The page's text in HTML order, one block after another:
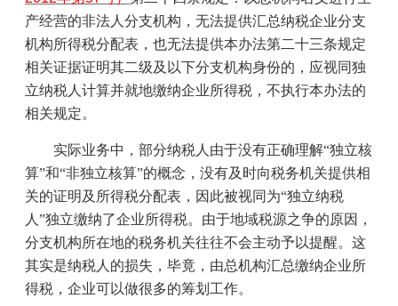
产经营的非法人分支机构，无法提供汇总纳税企业分支
机构所得税分配表，也无法提供本办法第二十三条规定
相关证据证明其二级及以下分支机构身份的，应视同独
立纳税人计算并就地缴纳企业所得税，不执行本办法的
相关规定。
实际业务中，部分纳税人由于没有正确理解“独立核
算”和“非独立核算”的概念，没有及时向税务机关提供相
关的证明及所得税分配表，因此被视同为“独立纳税
人”独立缴纳了企业所得税。由于地域税源之争的原因，
分支机构所在地的税务机关往往不会主动予以提醒。这
其实是纳税人的损失，毕竟，由总机构汇总缴纳企业所
得税，企业可以做很多的筹划工作。